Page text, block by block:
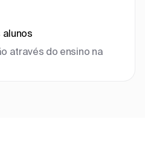
alunos
através do ensino na